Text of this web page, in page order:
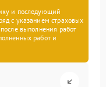
и последующий
с указанием страховых
выполнения работ
работ и